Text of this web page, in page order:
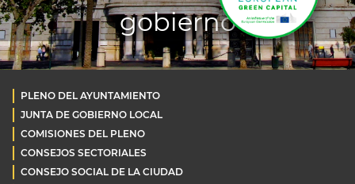
gobierno
PLENO DEL AYUNTAMIENTO
JUNTA DE GOBIERNO LOCAL
COMISIONES DEL PLENO
CONSEJOS SECTORIALES
CONSEJO SOCIAL DE LA CIUDAD